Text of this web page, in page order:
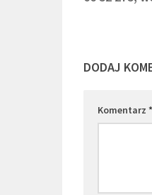
DODAJ
Komentarz *